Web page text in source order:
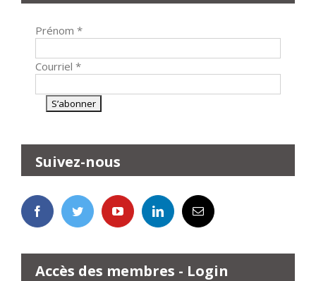
Prénom *
Courriel *
Suivez-nous
Accès des membres - Login